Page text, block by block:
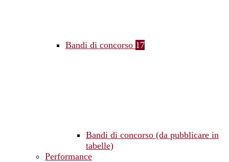
Bandi di concorso 17
Bandi di concorso (da pubblicare in
tabelle)
Performance